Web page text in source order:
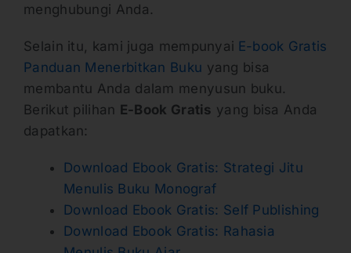
menghubungi Anda.
Selain itu, kami juga mempunyai E-book Gratis
Panduan Menerbitkan Buku yang bisa
membantu Anda dalam menyusun buku.
Berikut pilihan E-Book Gratis yang bisa Anda
dapatkan:
Download Ebook Gratis: Strategi Jitu
Menulis Buku Monograf
Download Ebook Gratis: Self Publishing
Download Ebook Gratis: Rahasia